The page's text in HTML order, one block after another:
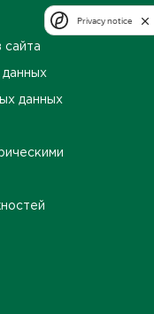
сайта
данных
данных
Privacy notice